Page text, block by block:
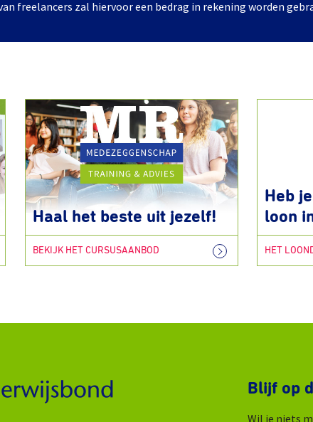
freelancers zal hiervoor een bedrag in rekening worden
Haal het beste uit jezelf!
BEKIJK HET CURSUSAANBOD
Heb
loon
HET
Blijf op
Wil je niets